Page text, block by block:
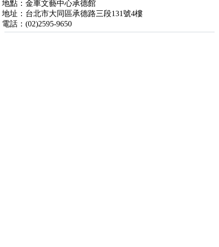
地點：金車文藝中心承德館
地址：台北市大同區承德路三段131號4樓
電話：(02)2595-9650